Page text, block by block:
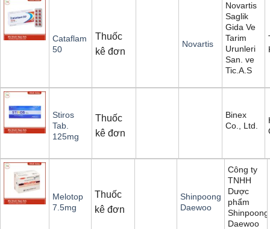
Cataflam
50
Thuốc
kê đơn
Novartis
Novartis
Saglik
Gida Ve
Tarim
Urunleri
San. ve
Tic.A.S
Stiros
Tab.
125mg
Thuốc
kê đơn
Binex
Co., Ltd.
Melotop
7.5mg
Thuốc
kê đơn
Shinpoong
Daewoo
Công ty
TNHH
Dược
phẩm
Shinpoong
Daewoo